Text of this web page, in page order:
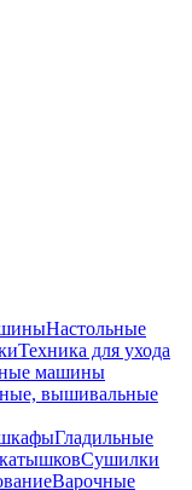
Настольные
Техника для ухода
машины
вышивальные
Гладильные
Сушилки
Варочные